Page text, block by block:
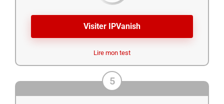
Visiter IPVanish
Lire mon test
5